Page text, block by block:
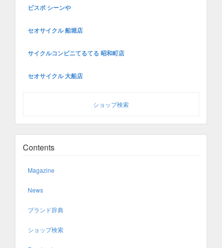
ビスポ シーンや
セオサイクル 船堀店
サイクルコンビニてるてる 昭和町店
セオサイクル 大船店
ショップ検索
Contents
Magazine
News
ブランド辞典
ショップ検索